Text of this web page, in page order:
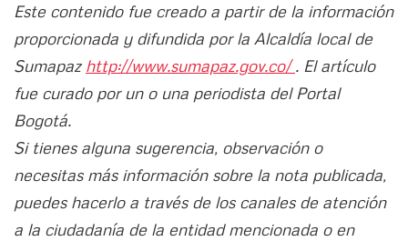
Este contenido fue creado a partir de la información
proporcionada y difundida por la Alcaldía local de
Sumapaz http://www.sumapaz.gov.co/. El artículo
fue curado por un o una periodista del Portal
Bogotá.
Si tienes alguna sugerencia, observación o
necesitas más información sobre la nota publicada,
puedes hacerlo a través de los canales de atención
a la ciudadanía de la entidad mencionada o en